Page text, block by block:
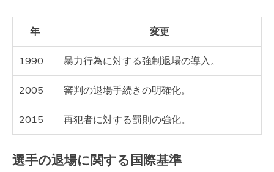
年 変更
1990 暴力行為に対する強制退場の導入。
2005 審判の退場手続きの明確化。
2015 再犯者に対する罰則の強化。
選手の退場に関する国際基準